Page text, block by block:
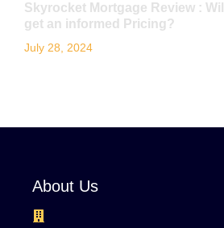
Skyrocket Mortgage Review :
get an informed Pricing?
July 28, 2024
About Us